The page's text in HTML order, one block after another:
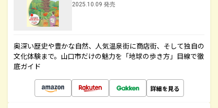
2025.10.09 発売
奥深い歴史や豊かな自然、人気温泉街に商店街、そして独自の
文化体験まで。山口市だけの魅力を「地球の歩き方」目線で徹
底ガイド
詳細を見る